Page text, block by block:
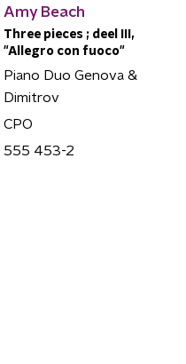
Amy Beach
Three pieces ; deel III,
"Allegro con fuoco"
Piano Duo Genova &
Dimitrov
CPO
555 453-2